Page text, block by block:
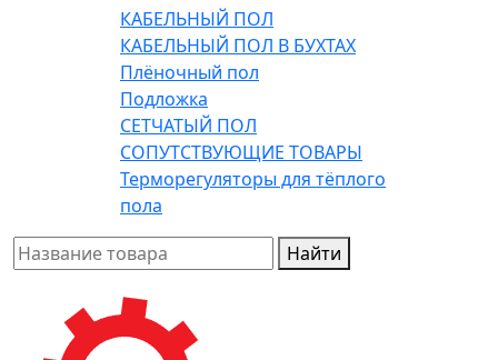
КАБЕЛЬНЫЙ ПОЛ
КАБЕЛЬНЫЙ ПОЛ В БУХТАХ
Плёночный пол
Подложка
СЕТЧАТЫЙ ПОЛ
СОПУТСТВУЮЩИЕ ТОВАРЫ
Терморегуляторы для тёплого
пола
Найти